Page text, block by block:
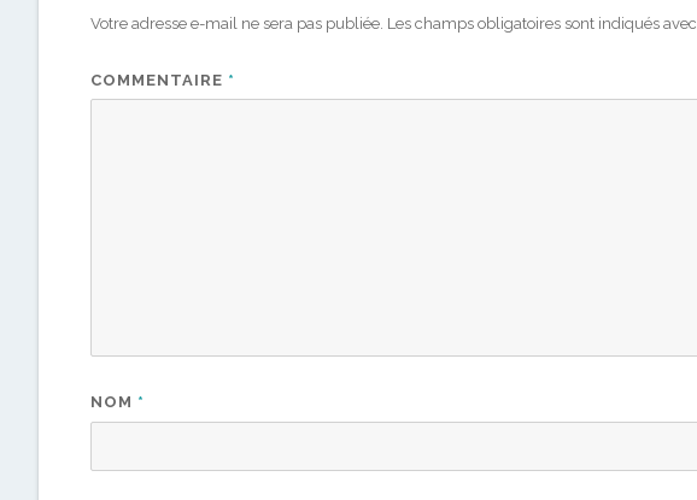
Votre adresse e-mail ne sera pas publiée. Les champs obligatoires sont indiqués avec
COMMENTAIRE *
NOM *